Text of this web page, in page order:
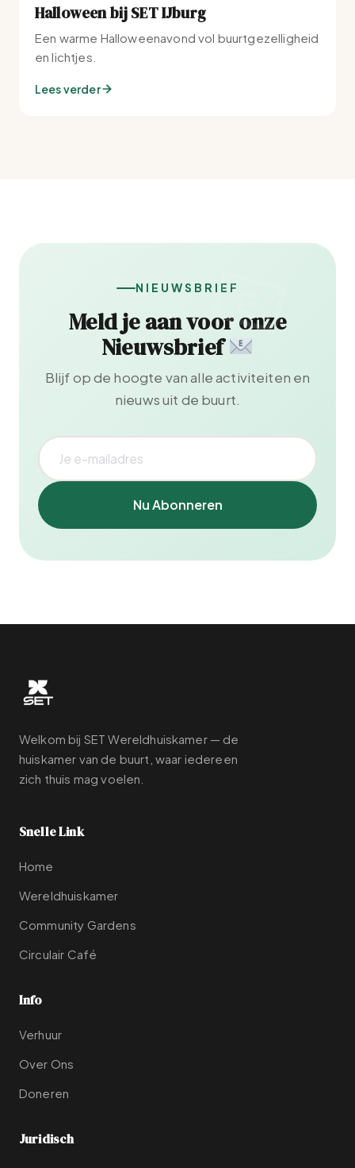
Halloween bij SET IJburg
Een warme Halloweenavond vol buurtgezelligheid
en lichtjes.
Lees verder
NIEUWSBRIEF
Meld je aan voor onze
Nieuwsbrief
Blijf op de hoogte van alle activiteiten en
nieuws uit de buurt.
Nu Abonneren
Welkom bij SET Wereldhuiskamer — de
huiskamer van de buurt, waar iedereen
zich thuis mag voelen.
Snelle Link
Home
Wereldhuiskamer
Community Gardens
Circulair Café
Info
Verhuur
Over Ons
Doneren
Juridisch